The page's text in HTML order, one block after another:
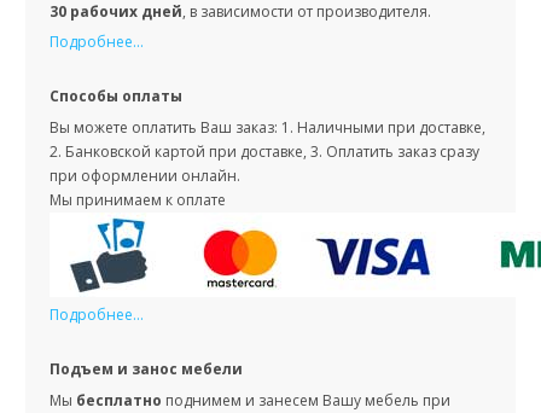
30 рабочих дней, в зависимости от производителя.
Подробнее...
Способы оплаты
Вы можете оплатить Ваш заказ: 1. Наличными при доставке,
2. Банковской картой при доставке, 3. Оплатить заказ сразу
при оформлении онлайн.
Мы принимаем к оплате
Подробнее...
Подъем и занос мебели
Мы бесплатно поднимем и занесем Вашу мебель при